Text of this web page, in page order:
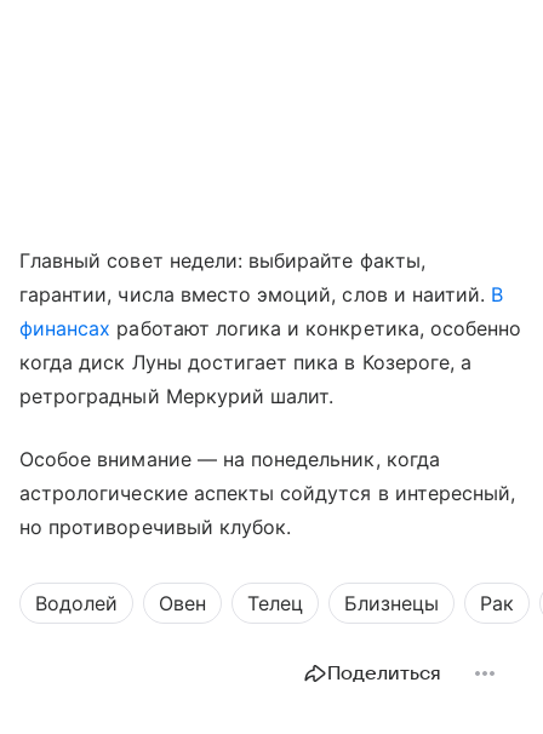
Главный совет недели: выбирайте факты,
гарантии, числа вместо эмоций, слов и наитий. В
финансах работают логика и конкретика, особенно
когда диск Луны достигает пика в Козероге, а
ретроградный Меркурий шалит.
Особое внимание — на понедельник, когда
астрологические аспекты сойдутся в интересный,
но противоречивый клубок.
Водолей Овен Телец Близнецы Рак
Поделиться